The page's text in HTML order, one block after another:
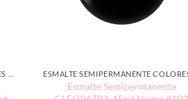
Esmalte Semipermanente